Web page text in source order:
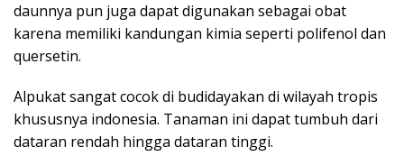
daunnya pun juga dapat digunakan sebagai obat
karena memiliki kandungan kimia seperti polifenol dan
quersetin.
Alpukat sangat cocok di budidayakan di wilayah tropis
khususnya indonesia. Tanaman ini dapattumbuh dari
dataran rendah hingga dataran tinggi.